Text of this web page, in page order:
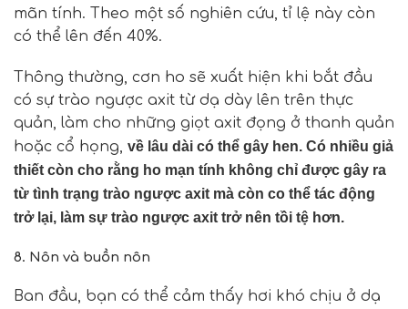
mãn tính. Theo một số nghiên cứu, tỉ lệ này còn
có thể lên đến 40%.
Thông thường, cơn ho sẽ xuất hiện khi bắt đầu
có sự trào ngược axit từ dạ dày lên trên thực
quản, làm cho những giọt axit đọng ở thanh quản
hoặc cổ họng, về lâu dài có thể gây hen. Có nhiều giả
thiết còn cho rằng ho mạn tính không chỉ được gây ra
từ tình trạng trào ngược axit mà còn co thể tác động
trở lại, làm sự trào ngược axit trở nên tồi tệ hơn.
8. Nôn và buồn nôn
Ban đầu, bạn có thể cảm thấy hơi khó chịu ở dạ